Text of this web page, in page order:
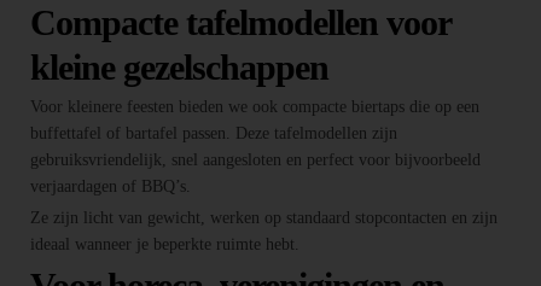
Compacte tafelmodellen voor
kleine gezelschappen
Voor kleinere feesten bieden we ook compacte biertaps die op een
buffettafel of bartafel passen. Deze tafelmodellen zijn
gebruiksvriendelijk, snel aangesloten en perfect voor bijvoorbeeld
verjaardagen of BBQ’s.
Ze zijn licht van gewicht, werken op standaard stopcontacten en zijn
ideaal wanneer je beperkte ruimte hebt.